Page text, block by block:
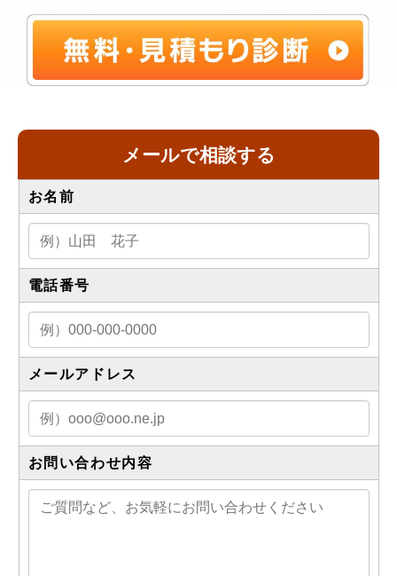
メールで相談する
お名前
電話番号
メールアドレス
お問い合わせ内容